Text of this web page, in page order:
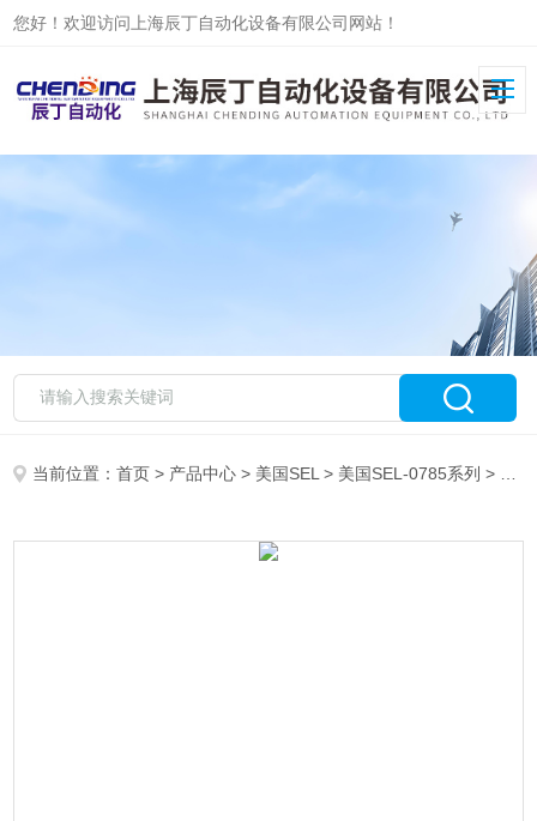
您好！欢迎访问上海辰丁自动化设备有限公司网站！
当前位置：首页 > 产品中心 > 美国SEL > 美国SEL-0785系列 > 美国SEL351系列选择资料找上海辰丁自动化